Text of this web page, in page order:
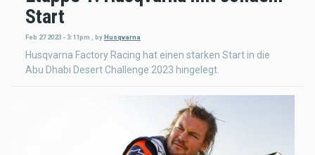
Start
Feb 27 2023 - 3:11pm , byHusqvarna
Husqvarna Factory Racing hat einen starken Start in die
Abu Dhabi Desert Challenge 2023 hingelegt.